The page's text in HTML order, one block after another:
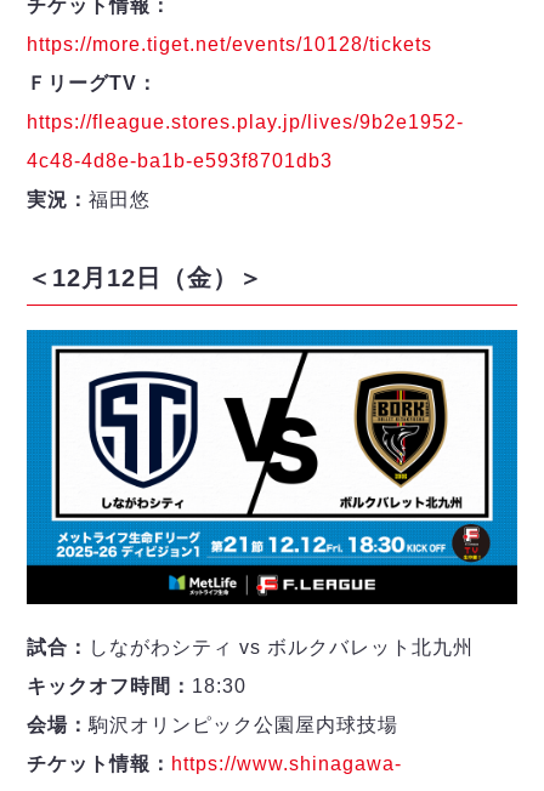
ポルセイド浜田
ミラクルスマイル新居浜
チケット情報：
https://more.tiget.net/events/10128/tickets
ＦリーグTV：
https://fleague.stores.play.jp/lives/9b2e1952-
4c48-4d8e-ba1b-e593f8701db3
実況：福田悠
＜12月12日（金）＞
試合： しながわシティ vs ボルクバレット北九州
キックオフ時間： 18:30
会場：駒沢オリンピック公園屋内球技場
チケット情報： https://www.shinagawa-